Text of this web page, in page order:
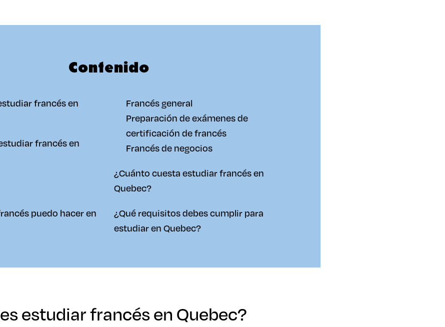
Contenido
francés en
francés en
puedo hacer en
Francés general
Preparación de exámenes de
certificación de francés
Francés de negocios
¿Cuánto cuesta estudiar francés en
Quebec?
¿Qué requisitos debes cumplir para
estudiar en Quebec?
estudiar francés en Quebec?